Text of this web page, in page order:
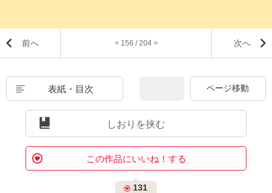
前へ < 156 / 204 > 次へ
表紙・目次
しおりを挟む
この作品にいいね！する
131